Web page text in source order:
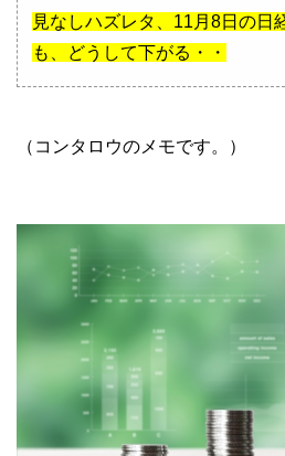
見なしハズレタ、11月8日の日
も、どうして下がる・・
（コンタロウのメモです。）